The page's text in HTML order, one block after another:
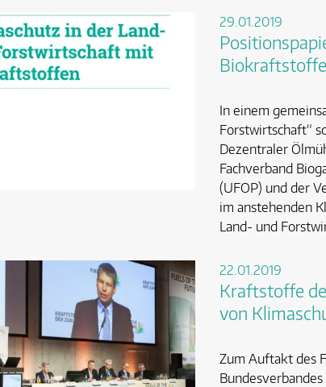
29.01.2019
In einem
Forstwirtschaft“
Dezentraler
Fachverband
(UFOP) und der
im anstehenden
Land- und
22.01.2019
Kraftstoffe
von
Zum Auftakt des